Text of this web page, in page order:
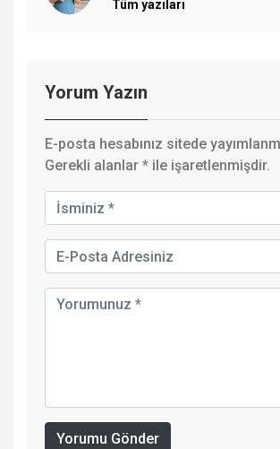
Tüm yazıları
Yorum Yazın
E-posta hesabınız sitede
Gerekli alanlar * ile işaretlenmişdir.
Yorumu Gönder